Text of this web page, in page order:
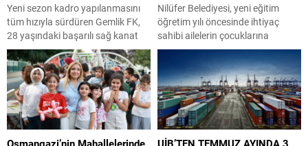
Yeni sezon kadro yapılanmasını
tüm hızıyla sürdüren Gemlik FK,
28 yaşındaki başarılı sağ kanat
oyuncusu Mehmet Emin Güneş’i
resmen renklerine bağladı.
Kariyerinde daha önce 1922
Konyaspor, İskenderunspor ve
Fransa’da Evian, Annecy FC ile FC
Bourgoin-Jallieu gibi takımların
formalarını başarıyla terleten
Nilüfer Belediyesi, yeni eğitim
öğretim yılı öncesinde ihtiyaç
sahibi ailelerin çocuklarına
kırtasiye desteği sağlıyor. Sosyal
belediyecilik anlayışı ile hareket
eden Nilüfer Belediyesi, ilçede
ikamet eden ihtiyaç sahibi ailelerin
yükünü hafifletiyor. Bu yıl da
Nilüfer Belediyesi 2026-2027 yılı
eğitim öğretim yılı öncesinde ilk ve